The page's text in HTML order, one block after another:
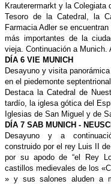
Krauterermarkt y la Colegiata
Tesoro de la Catedral, la
Farmacia Adler se
más importantes de la
vieja. Continuación a Munich.
DÍA 6 VIE MUNICH
Desayuno y visita
en el piedemonte
Destaca la Catedral de
tardío, la iglesa gótica del
Iglesias de San Miguel y de
DÍA 7 SAB MUNICH -
Desayuno y a
construido por el rey Luis II
por su apodo de “el Rey
castillos medievales de los
» y sus salones aluden a